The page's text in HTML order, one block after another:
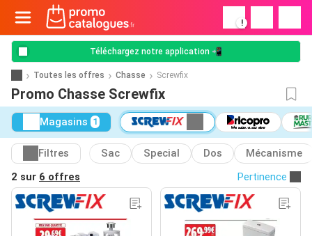
!
Téléchargez notre application 📲
Toutes les offres Chasse Screwfix
Promo Chasse Screwfix
Magasins 1
Filtres Sac Special Dos
Mécanisme
2 sur 6 offres Pertinence